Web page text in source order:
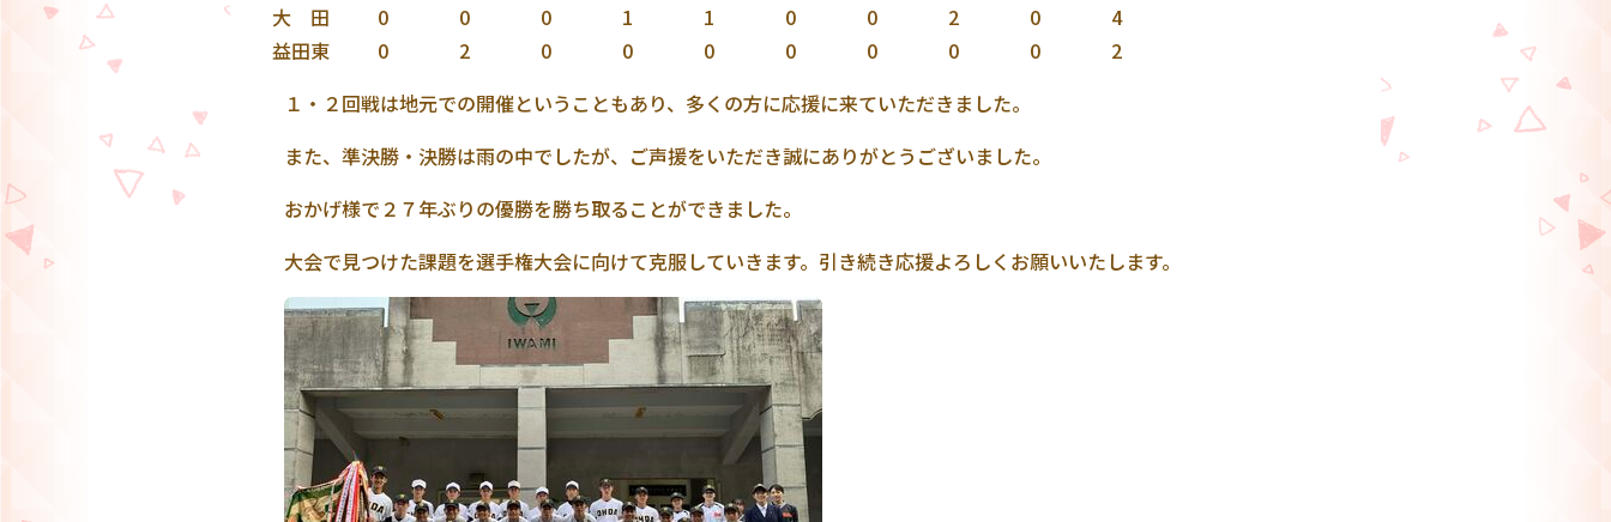
大 田
0 0 0 1 1 0 0 2 0
4
益田東
0 2 0 0 0 0 0 0 0
2
１・２回戦は地元での開催ということもあり、多くの方に応援に来ていただきました。
また、準決勝・決勝は雨の中でしたが、ご声援をいただき誠にありがとうございました。
おかげ様で２７年ぶりの優勝を勝ち取ることができました。
大会で見つけた課題を選手権大会に向けて克服していきます。引き続き応援よろしくお願いいたします。